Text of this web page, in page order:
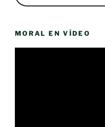
MORAL EN VÍDEO